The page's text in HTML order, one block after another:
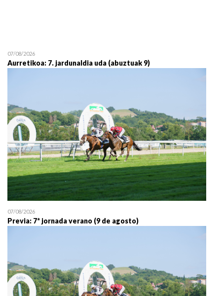
19/07 11:30 Uztailaren 19a / 19 de
07/08/2026
Aurretikoa: 7. jardunaldia uda (abuztuak 9)
07/08/2026
Previa: 7ª jornada verano (9 de agosto)